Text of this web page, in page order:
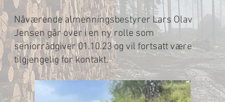
Nåværende almenningsbestyrer Lars Olav
Jensen går over i en ny rolle som
seniorrådgiver 01.10.23 og vil fortsatt være
tilgjengelig for kontakt.